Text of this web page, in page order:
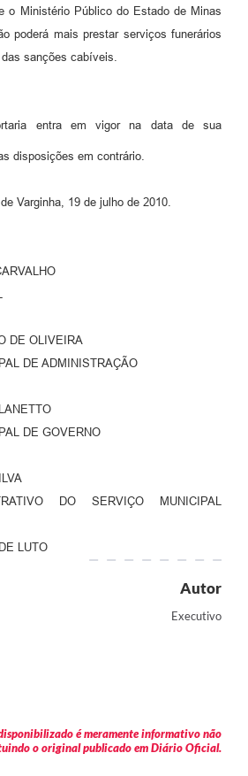
o Ministério Público do Estado de Minas
poderá mais prestar serviços funerários
sanções cabíveis.
entra em vigor na data de sua
disposições em contrário.
Varginha, 19 de julho de 2010.
DE OLIVEIRA
DE ADMINISTRAÇÃO
DE GOVERNO
DO SERVIÇO MUNICIPAL
LUTO
Autor
Executivo
é meramente informativo não
o original publicado em Diário Oficial.